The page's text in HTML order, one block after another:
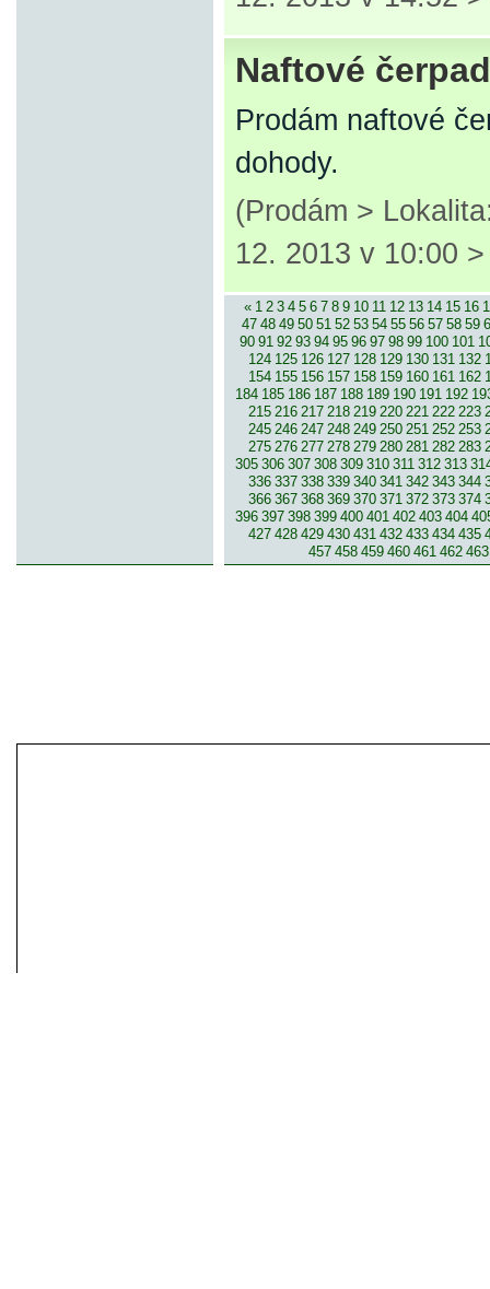
Naftové
Prodám naftové
dohody.
(Prodám >
12. 2013 v 10:00
« 1 2 3 4 5 6 7 8 9 10 11 12 13 14 15 16
47 48 49 50 51 52 53 54 55 56 57 58 59
90 91 92 93 94 95 96 97 98 99 100 101
124 125 126 127 128 129 130 131 132
154 155 156 157 158 159 160 161 162
184 185 186 187 188 189 190 191 192
215 216 217 218 219 220 221 222 223
245 246 247 248 249 250 251 252 253
275 276 277 278 279 280 281 282 283
305 306 307 308 309 310 311 312 313
336 337 338 339 340 341 342 343 344
366 367 368 369 370 371 372 373 374
396 397 398 399 400 401 402 403 404
427 428 429 430 431 432 433 434 435
457 458 459 460 461 462 463